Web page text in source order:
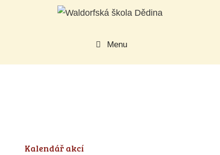
Menu
Kalendář akcí